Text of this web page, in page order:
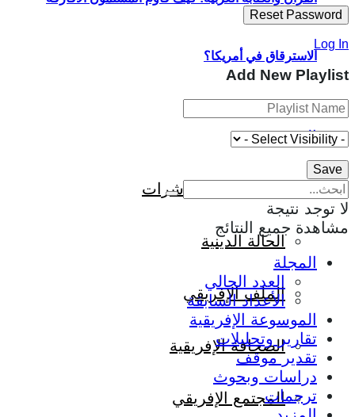
الاسترقاق في أمريكا؟
المزيد
إفريقيا في المؤشرات
الحالة الدينية
الملف الإفريقي
الصحافة الإفريقية
المجتمع الإفريقي
Log In
Add New Playlist
لا توجد نتيجة
مشاهدة جميع النتائج
المجلة
العدد الحالي
الأعداد السابقة
الموسوعة الإفريقية
تقارير وتحليلات
تقدير موقف
دراسات وبحوث
ترجمات